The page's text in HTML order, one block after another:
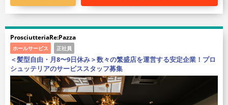
ProsciutteriaRe:Pazza
ホールサービス 正社員
＜髪型自由・月8〜9日休み＞数々の繁盛店を運営する安定企業！プロ
シュッテリアのサービススタッフ募集